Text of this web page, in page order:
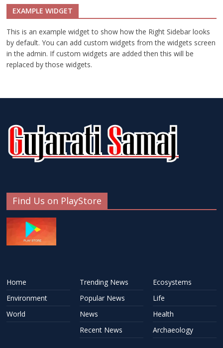
EXAMPLE WIDGET
This is an example widget to show how the Right Sidebar looks
by default. You can add custom widgets from the widgets screen
in the admin. If custom widgets are added then this will be
replaced by those widgets.
Find Us on PlayStore
Home
Environment
World
Trending News
Popular News
News
Recent News
Ecosystems
Life
Health
Archaeology